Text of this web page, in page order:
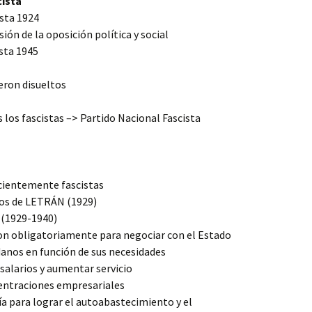
1924
de la oposición política y social
1945
disueltos
fascistas –> Partido Nacional Fascista
fascistas
de LETRÁN (1929)
1940)
obligatoriamente para negociar con el Estado
en función de sus necesidades
y aumentar servicio
empresariales
para lograr el autoabastecimiento y el